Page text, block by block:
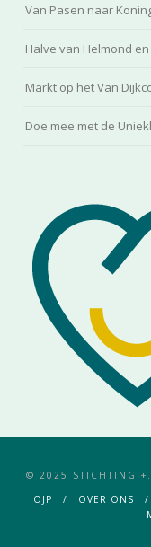
Van Pasen naar
Halve van Helmond
Markt op het Van
Doe mee met de
© 2025 STICHTING
OJP
OVER ONS